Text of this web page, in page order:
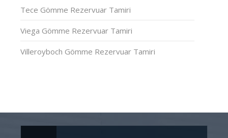
Tece Gömme Rezervuar Tamiri
Viega Gömme Rezervuar Tamiri
Villeroyboch Gömme Rezervuar Tamiri